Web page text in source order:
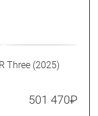
Three (2025)
501 470₽